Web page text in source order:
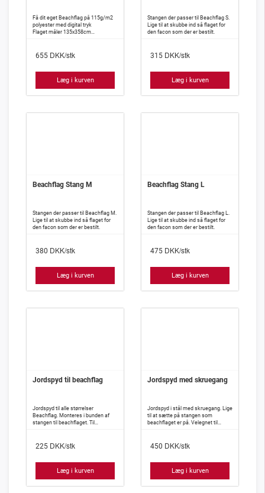
Få dit eget Beachflag på 115g/m2
polyester med digital tryk
Flaget måler 135x358cm
655 DKK/stk
Læg i kurven
Stangen der passer til Beachflag S.
Lige til at skubbe ind så flaget for
den facon som der er bestilt.
315 DKK/stk
Læg i kurven
Beachflag Stang M
Stangen der passer til Beachflag M.
Lige til at skubbe ind så flaget for
den facon som der er bestilt.
380 DKK/stk
Læg i kurven
Beachflag Stang L
Stangen der passer til Beachflag L.
Lige til at skubbe ind så flaget for
den facon som der er bestilt.
475 DKK/stk
Læg i kurven
Jordspyd til beachflag
Jordspyd til alle størrelser
Beachflag. Monteres i bunden af
stangen til beachflaget. Til
225 DKK/stk
Læg i kurven
Jordspyd med skruegang
Jordspyd i stål med skruegang. Lige
til at sætte på stangen som
beachflaget er på. Velegnet til
450 DKK/stk
Læg i kurven